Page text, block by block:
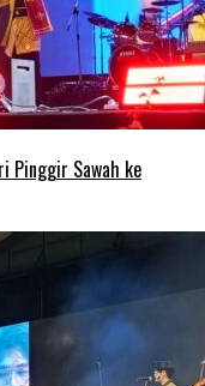
Pinggir Sawah ke